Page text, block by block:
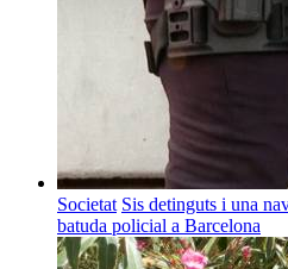
Societat Sis detinguts i una
batuda policial a Barcelona